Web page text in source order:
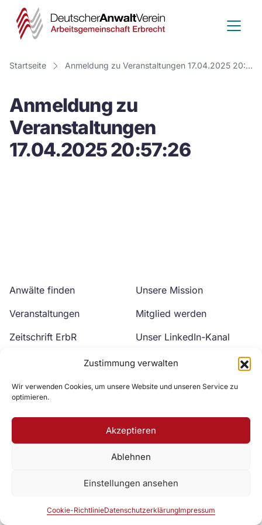
Zustimmung verwalten
Wir verwenden Cookies, um unsere Website und unseren Service zu
optimieren.
Akzeptieren
Ablehnen
Einstellungen ansehen
Cookie-RichtlinieDatenschutzerklärungImpressum
Deutscher
Anwalt
Verein
Startseite Anmeldung zu Veranstaltungen 17.04.2025 20:57:26
Anmeldung zu
Veranstaltungen
17.04.2025 20:57:26
Anwälte finden
Veranstaltungen
Zeitschrift ErbR
Unsere Mission
Mitglied werden
Unser LinkedIn-Kanal
Unser YouTube-Kanal
Zur DAV Webseite